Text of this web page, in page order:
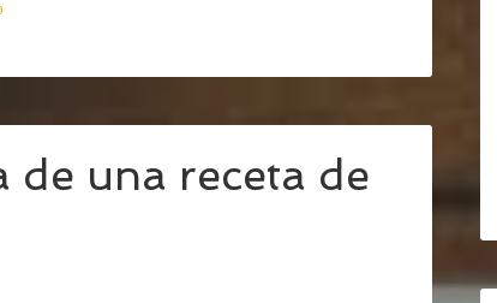
de una receta de